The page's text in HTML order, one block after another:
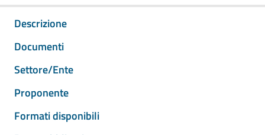
Descrizione
Documenti
Settore/Ente
Proponente
Formati disponibili